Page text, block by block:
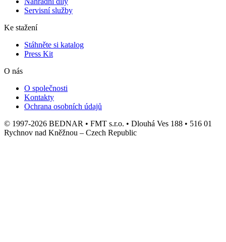
Servisní služby
Ke stažení
Stáhněte si katalog
Press Kit
O nás
O společnosti
Kontakty
Ochrana osobních údajů
© 1997-2026 BEDNAR • FMT s.r.o. • Dlouhá Ves 188 • 516 01
Rychnov nad Kněžnou – Czech Republic